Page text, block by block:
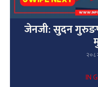
जेनजी: सुदन
IN